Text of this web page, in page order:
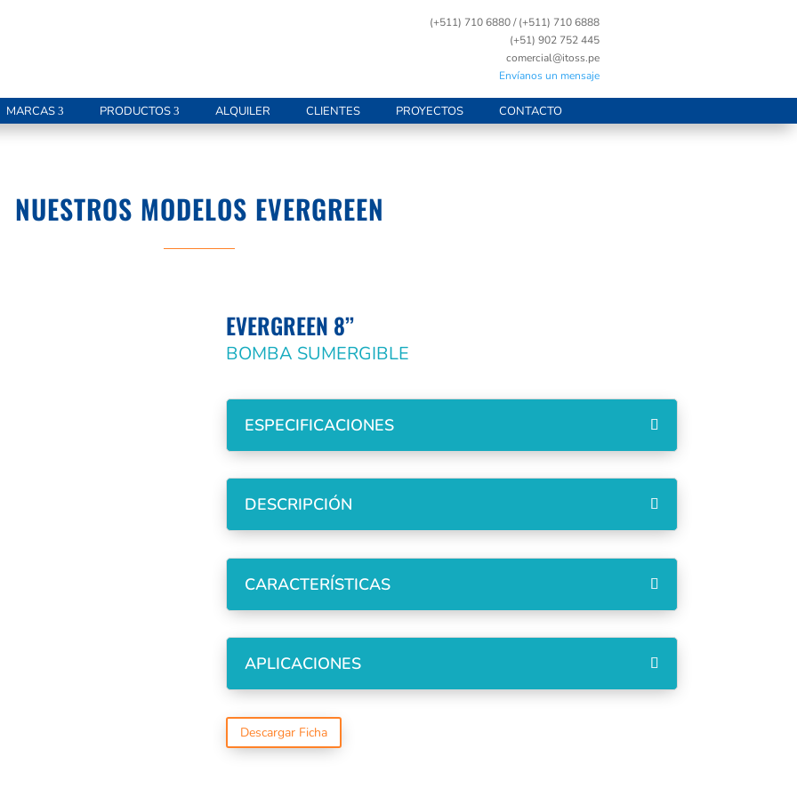
(+511) 710 6880 / (+511) 710 6888
(+51) 902 752 445
comercial@itoss.pe
Envíanos un mensaje
MARCAS PRODUCTOS ALQUILER CLIENTES PROYECTOS CONTACTO
NUESTROS MODELOS EVERGREEN
EVERGREEN 8’’
BOMBA SUMERGIBLE
ESPECIFICACIONES
DESCRIPCIÓN
CARACTERÍSTICAS
APLICACIONES
Descargar Ficha